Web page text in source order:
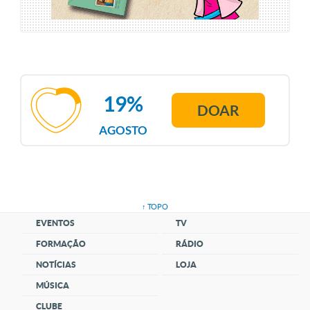
AGOSTO
19% DOAR
↑ TOPO
EVENTOS
FORMAÇÃO
NOTÍCIAS
MÚSICA
CLUBE
TV
RÁDIO
LOJA